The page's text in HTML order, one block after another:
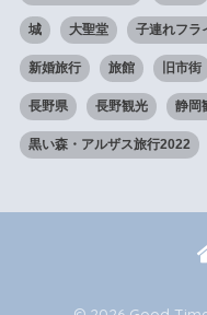
城 大聖堂 子連れフラ
新婚旅行 旅館 旧市街
長野県 長野観光 静岡
黒い森・アルザス旅行2022